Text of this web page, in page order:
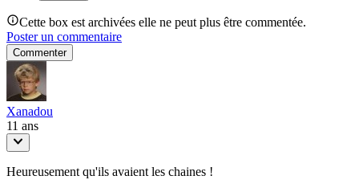
Cette box est archivées elle ne peut plus être commentée.
Poster un commentaire
Commenter
Xanadou
11 ans
Heureusement qu'ils avaient les chaines !